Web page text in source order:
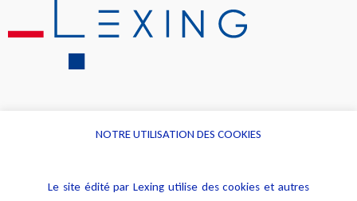
Alerte professionnelle
NOTRE UTILISATION DES COOKIES
Le site édité par Lexing utilise des cookies et autres